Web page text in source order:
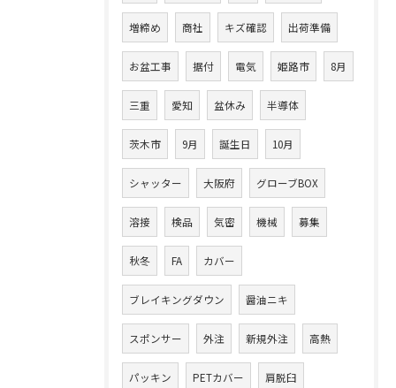
増締め 商社 キズ確認 出荷準備
お盆工事 据付 電気 姫路市 8月
三重 愛知 盆休み 半導体
茨木市 9月 誕生日 10月
シャッター 大阪府 グローブBOX
溶接 検品 気密 機械 募集
秋冬 FA カバー
ブレイキングダウン 醤油ニキ
スポンサー 外注 新規外注 高熱
パッキン PETカバー 肩脱臼